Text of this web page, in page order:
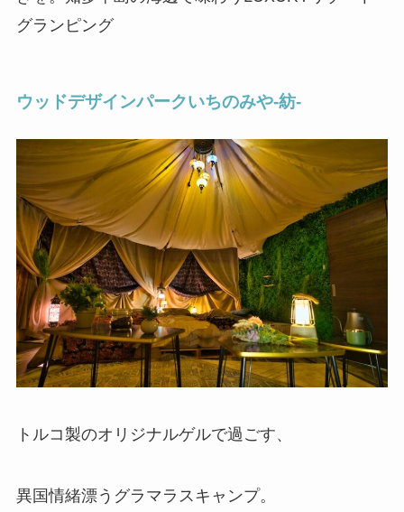
グランピング
ウッドデザインパークいちのみや-紡-
トルコ製のオリジナルゲルで過ごす、
異国情緒漂うグラマラスキャンプ。